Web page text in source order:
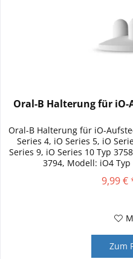
Oral-B Halterung für iO-
Oral-B Halterung für iO-
Series 4, iO Series 5, iO
Series 9, iO Series 10 Typ
3794, Modell: iO4
9,99 €
Zum